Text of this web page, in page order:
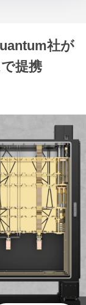
社が
提携